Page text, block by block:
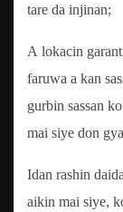
tare da injinan;
A lokacin
faruwa a kan
gurbin sassan
mai siye don
Idan rashin
aikin mai siye,